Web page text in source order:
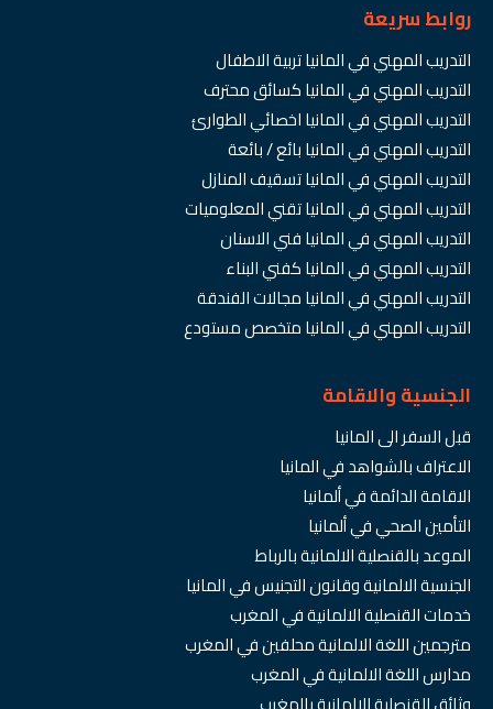
روابط سريعة
التدريب المهني في المانيا تربية الاطفال
التدريب المهني في المانيا كسائق محترف
التدريب المهني في المانيا اخصائي الطوارئ
التدريب المهني في المانيا بائع / بائعة
التدريب المهني في المانيا تسقيف المنازل
التدريب المهني في المانيا تقني المعلوميات
التدريب المهني في المانيا فني الاسنان
التدريب المهني في المانيا كفني البناء
التدريب المهني في المانيا مجالات الفندقة
التدريب المهني في المانيا متخصص مستودع
الجنسية والاقامة
قبل السفر الى المانيا
الاعتراف بالشواهد في المانيا
الاقامة الدائمة في ألمانيا
التأمين الصحي في ألمانيا
الموعد بالقنصلية الالمانية بالرباط
الجنسية الالمانية وقانون التجنيس في المانيا
خدمات القنصلية الالمانية في المغرب
مترجمين اللغة الالمانية محلفين في المغرب
مدارس اللغة الالمانية في المغرب